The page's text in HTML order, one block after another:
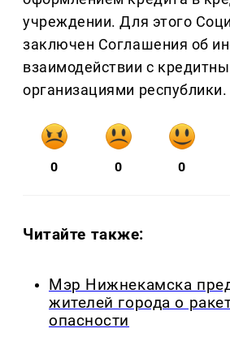
учреждении. Для этого
заключен Соглашения об
взаимодействии с
организациями республики.
0 0 0
Читайте также:
Мэр Нижнекамска
жителей города о
опасности